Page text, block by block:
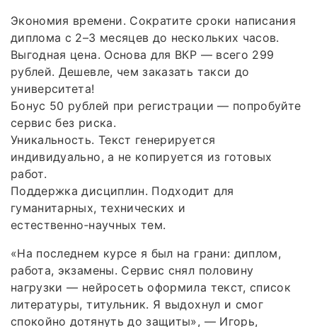
Экономия времени. Сократите сроки написания
диплома с 2–3 месяцев до нескольких часов.
Выгодная цена. Основа для ВКР — всего 299
рублей. Дешевле, чем заказать такси до
университета!
Бонус 50 рублей при регистрации — попробуйте
сервис без риска.
Уникальность. Текст генерируется
индивидуально, а не копируется из готовых
работ.
Поддержка дисциплин. Подходит для
гуманитарных, технических и
естественно‑научных тем.
«На последнем курсе я был на грани: диплом,
работа, экзамены. Сервис снял половину
нагрузки — нейросеть оформила текст, список
литературы, титульник. Я выдохнул и смог
спокойно дотянуть до защиты», — Игорь,